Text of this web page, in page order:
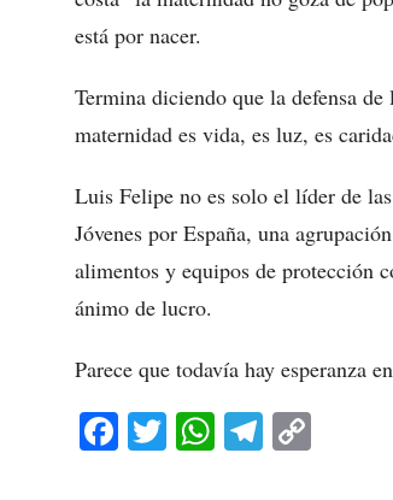
está por nacer.
Termina diciendo que la defensa
maternidad es vida, es luz, es
Luis Felipe no es solo el líder de
Jóvenes por España, una
alimentos y equipos de protección
ánimo de lucro.
Parece que todavía hay esperanza
Fa T W Te